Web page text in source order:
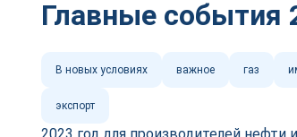
Главные события
В новых условиях важное газ
экспорт